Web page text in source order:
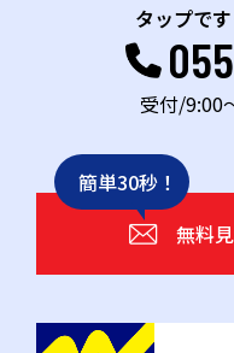
タップで
受付/9:00
簡単30秒！
無料